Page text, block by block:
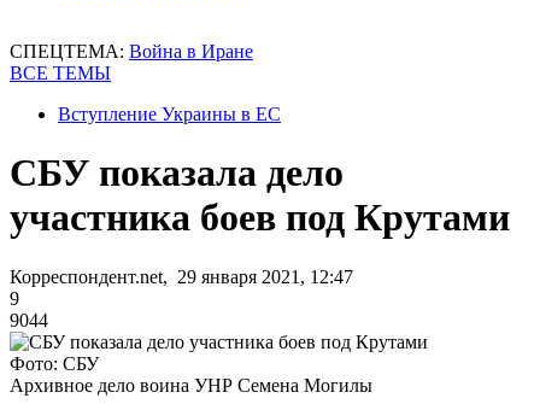
СПЕЦТЕМА: Война в Иране
ВСЕ ТЕМЫ
Вступление Украины в ЕС
СБУ показала дело
участника боев под Крутами
Корреспондент.net, 29 января 2021, 12:47
9
9044
Фото: СБУ
Архивное дело воина УНР Семена Могилы